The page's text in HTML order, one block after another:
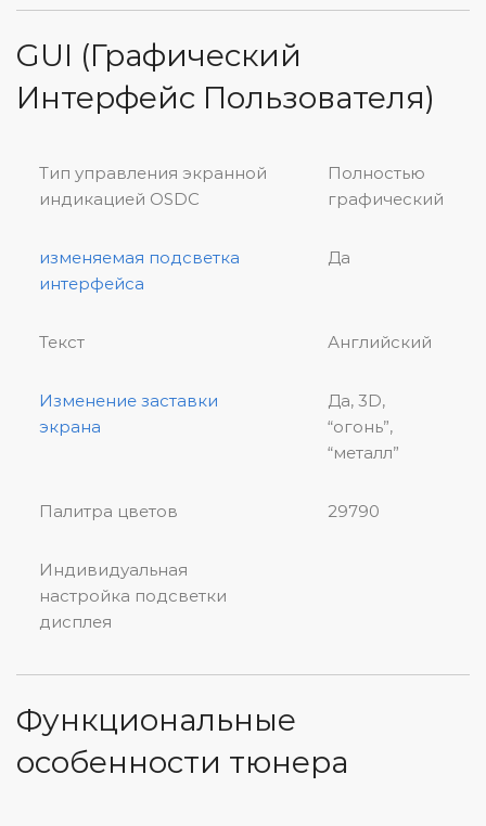
GUI (Графический
Интерфейс Пользователя)
Тип управления экранной
индикацией OSDC
Полностью
графический
изменяемая подсветка
интерфейса
Да
Текст Английский
Изменение заставки
экрана
Да, 3D,
“огонь”,
“металл”
Палитра цветов 29790
Индивидуальная
настройка подсветки
дисплея
Функциональные
особенности тюнера